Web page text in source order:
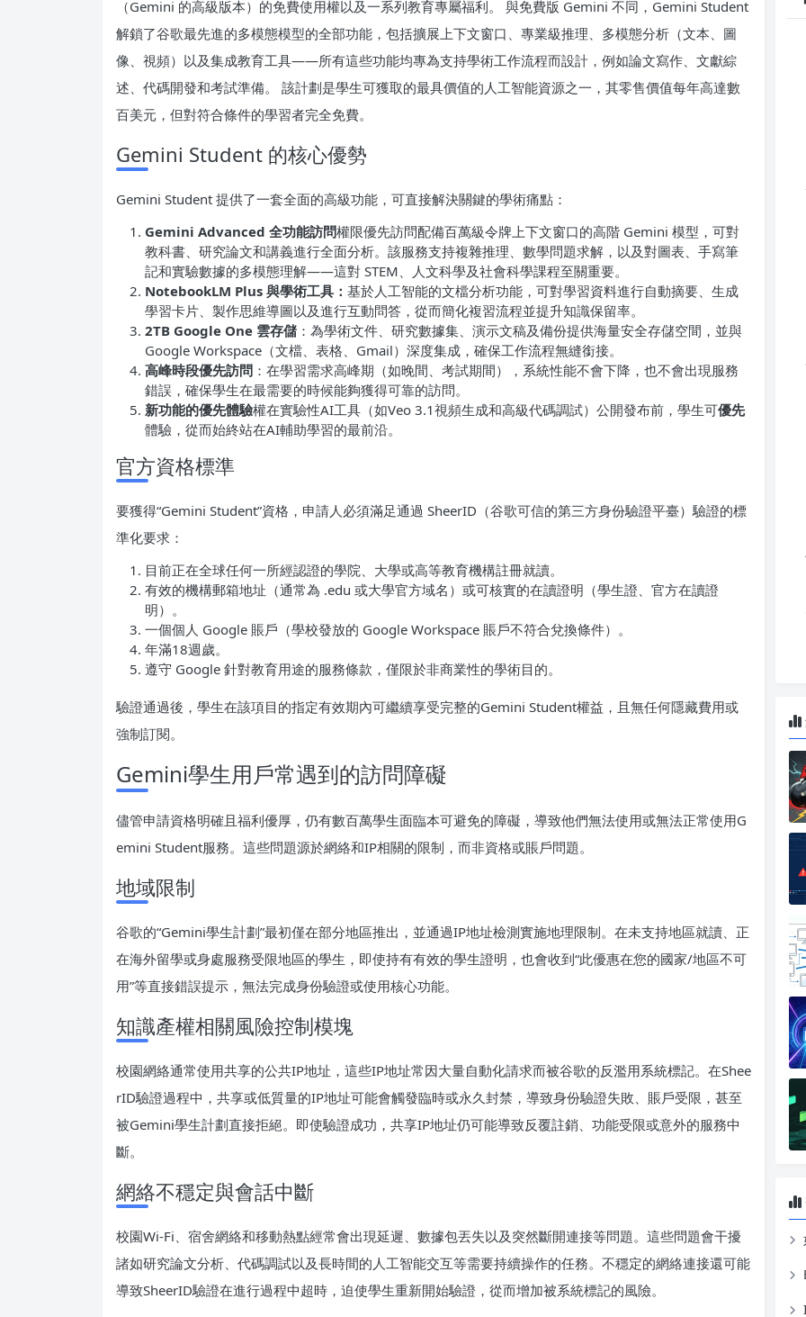
（Gemini 的高級版本）的免費使用權以及一系列教育專屬福利。 與免費版 Gemini 不同，Gemini Student
解鎖了谷歌最先進的多模態模型的全部功能，包括擴展上下文窗口、專業級推理、多模態分析（文本、圖
像、視頻）以及集成教育工具——所有這些功能均專為支持學術工作流程而設計，例如論文寫作、文獻綜
述、代碼開發和考試準備。 該計劃是學生可獲取的最具價值的人工智能資源之一，其零售價值每年高達數
百美元，但對符合條件的學習者完全免費。
Gemini Student 的核心優勢
Gemini Student 提供了一套全面的高級功能，可直接解決關鍵的學術痛點：
Gemini Advanced 全功能訪問權限優先訪問配備百萬級令牌上下文窗口的高階 Gemini 模型，可對
教科書、研究論文和講義進行全面分析。該服務支持複雜推理、數學問題求解，以及對圖表、手寫筆
記和實驗數據的多模態理解——這對 STEM、人文科學及社會科學課程至關重要。
NotebookLM Plus 與學術工具： 基於人工智能的文檔分析功能，可對學習資料進行自動摘要、生成
學習卡片、製作思維導圖以及進行互動問答，從而簡化複習流程並提升知識保留率。
2TB Google One 雲存儲 ：為學術文件、研究數據集、演示文稿及備份提供海量安全存儲空間，並與
Google Workspace（文檔、表格、Gmail）深度集成，確保工作流程無縫銜接。
高峰時段優先訪問 ：在學習需求高峰期（如晚間、考試期間），系統性能不會下降，也不會出現服務
錯誤，確保學生在最需要的時候能夠獲得可靠的訪問。
新功能的優先體驗權在實驗性AI工具（如Veo 3.1視頻生成和高級代碼調試）公開發布前，學生可優先
體驗，從而始終站在AI輔助學習的最前沿。
官方資格標準
要獲得“Gemini Student”資格，申請人必須滿足通過 SheerID（谷歌可信的第三方身份驗證平臺）驗證的標
準化要求：
目前正在全球任何一所經認證的學院、大學或高等教育機構註冊就讀。
有效的機構郵箱地址（通常為 .edu 或大學官方域名）或可核實的在讀證明（學生證、官方在讀證
明）。
一個個人 Google 賬戶（學校發放的 Google Workspace 賬戶不符合兌換條件）。
年滿18週歲。
遵守 Google 針對教育用途的服務條款，僅限於非商業性的學術目的。
驗證通過後，學生在該項目的指定有效期內可繼續享受完整的Gemini Student權益，且無任何隱藏費用或
強制訂閱。
Gemini學生用戶常遇到的訪問障礙
儘管申請資格明確且福利優厚，仍有數百萬學生面臨本可避免的障礙，導致他們無法使用或無法正常使用G
emini Student服務。這些問題源於網絡和IP相關的限制，而非資格或賬戶問題。
地域限制
谷歌的“Gemini學生計劃”最初僅在部分地區推出，並通過IP地址檢測實施地理限制。在未支持地區就讀、正
在海外留學或身處服務受限地區的學生，即使持有有效的學生證明，也會收到“此優惠在您的國家/地區不可
用”等直接錯誤提示，無法完成身份驗證或使用核心功能。
知識產權相關風險控制模塊
校園網絡通常使用共享的公共IP地址，這些IP地址常因大量自動化請求而被谷歌的反濫用系統標記。在Shee
rID驗證過程中，共享或低質量的IP地址可能會觸發臨時或永久封禁，導致身份驗證失敗、賬戶受限，甚至
被Gemini學生計劃直接拒絕。即使驗證成功，共享IP地址仍可能導致反覆註銷、功能受限或意外的服務中
斷。
網絡不穩定與會話中斷
校園Wi-Fi、宿舍網絡和移動熱點經常會出現延遲、數據包丟失以及突然斷開連接等問題。這些問題會干擾
諸如研究論文分析、代碼調試以及長時間的人工智能交互等需要持續操作的任務。不穩定的網絡連接還可能
導致SheerID驗證在進行過程中超時，迫使學生重新開始驗證，從而增加被系統標記的風險。